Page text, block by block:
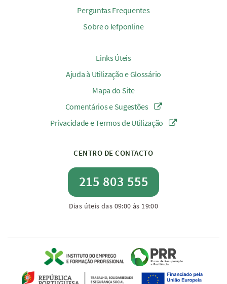
Perguntas Frequentes
Sobre o Iefponline
Links Úteis
Ajuda à Utilização e Glossário
Mapa do Site
Comentários e Sugestões
Privacidade e Termos de Utilização
CENTRO DE CONTACTO
215 803 555
Dias úteis das 09:00 às 19:00